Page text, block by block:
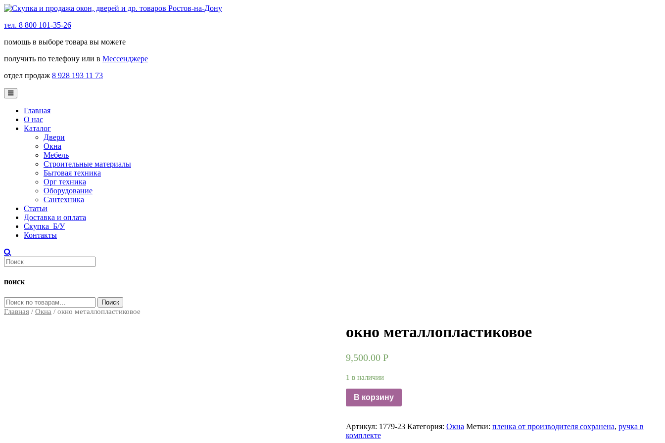
тел. 8 800 101-35-26
помощь в выборе товара вы можете
получить по телефону или в Мессенджере
отдел продаж 8 928 193 11 73
Главная
О нас
Каталог
Двери
Окна
Мебель
Строительные материалы
Бытовая техника
Орг техника
Оборудование
Сантехника
Статьи
Доставка и оплата
Скупка Б/У
Контакты
поиск
Искать: Поиск
Главная / Окна / окно металлопластиковое
окно металлопластиковое
9,500.00 Р
1 в наличии
В корзину
Артикул: 1779-23 Категория: Окна Метки: пленка от производителя сохранена, ручка в
комплекте